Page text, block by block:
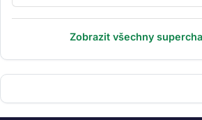
Zobrazit všechny